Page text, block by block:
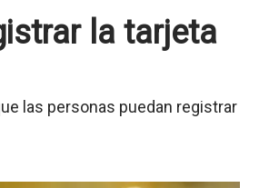
la tarjeta
las personas puedan registrar